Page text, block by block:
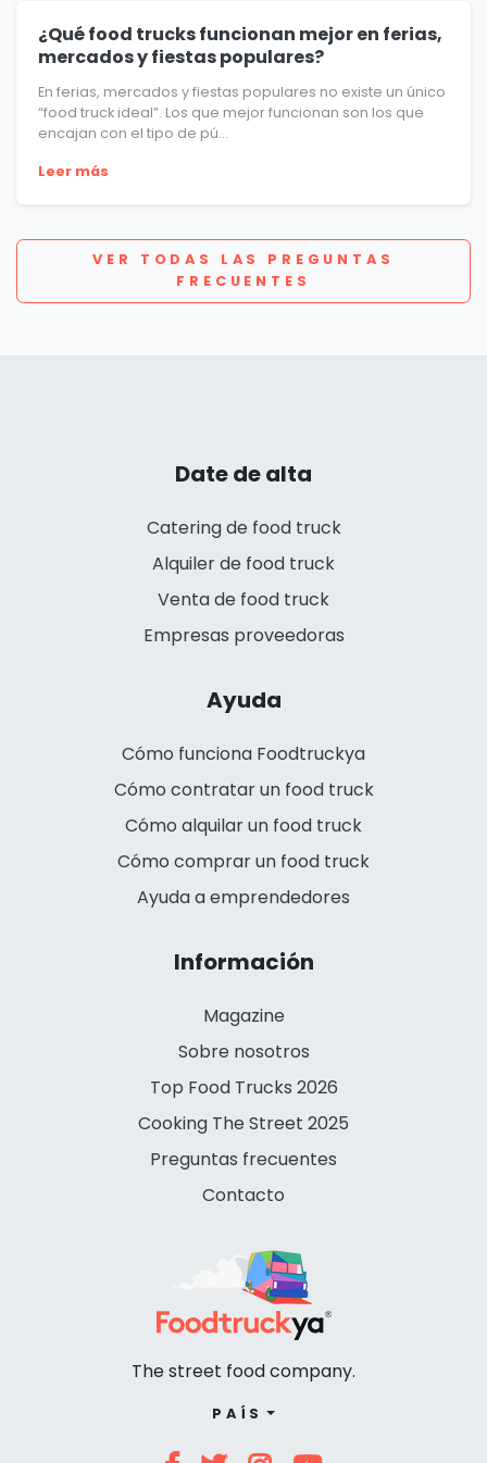
¿Qué food trucks funcionan mejor en ferias,
mercados y fiestas populares?
En ferias, mercados y fiestas populares no existe un único
“food truck ideal”. Los que mejor funcionan son los que
encajan con el tipo de pú...
Leer más
VER TODAS LAS PREGUNTAS
FRECUENTES
Date de alta
Catering de food truck
Alquiler de food truck
Venta de food truck
Empresas proveedoras
Ayuda
Cómo funciona Foodtruckya
Cómo contratar un food truck
Cómo alquilar un food truck
Cómo comprar un food truck
Ayuda a emprendedores
Información
Magazine
Sobre nosotros
Top Food Trucks 2026
Cooking The Street 2025
Preguntas frecuentes
Contacto
The street food company.
PAÍS